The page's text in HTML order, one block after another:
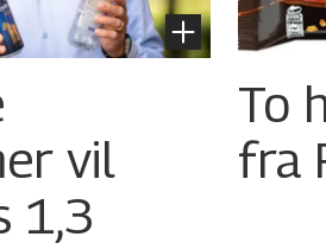
vil
1,3
To
fra